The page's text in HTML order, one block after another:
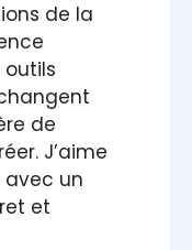
de la
de
J’aime
avec un
et